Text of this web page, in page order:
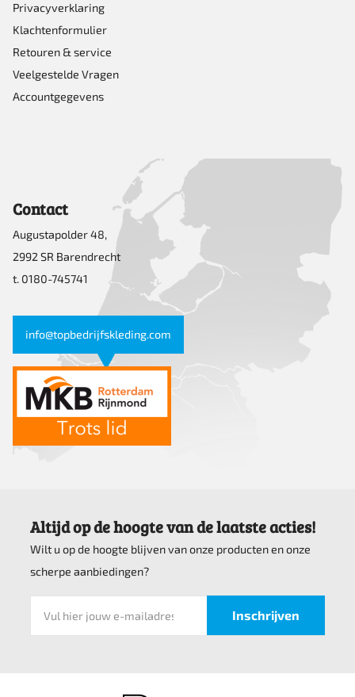
Privacyverklaring
Klachtenformulier
Retouren & service
Veelgestelde Vragen
Accountgegevens
Contact
Augustapolder 48,
2992 SR Barendrecht
t. 0180-745741
info@topbedrijfskleding.com
Altijd op de hoogte van de laatste acties!
Wilt u op de hoogte blijven van onze producten en onze
scherpe aanbiedingen?